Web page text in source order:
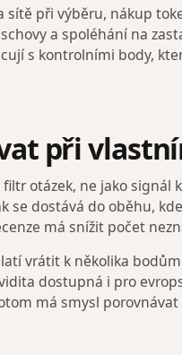
sítě při výběru, nákup
a spoléhání na
s kontrolními body,
při
otázek, ne jako signál
se dostává do oběhu,
má snížit počet
vrátit k několika
dostupná i pro
má smysl